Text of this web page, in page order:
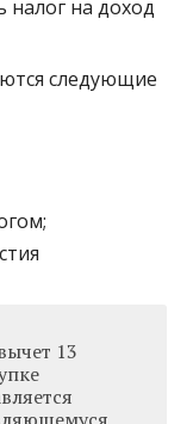
налог на доход
следующие
13